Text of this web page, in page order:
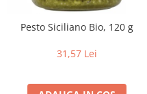
Pesto Siciliano Bio, 120 g
31,57 Lei